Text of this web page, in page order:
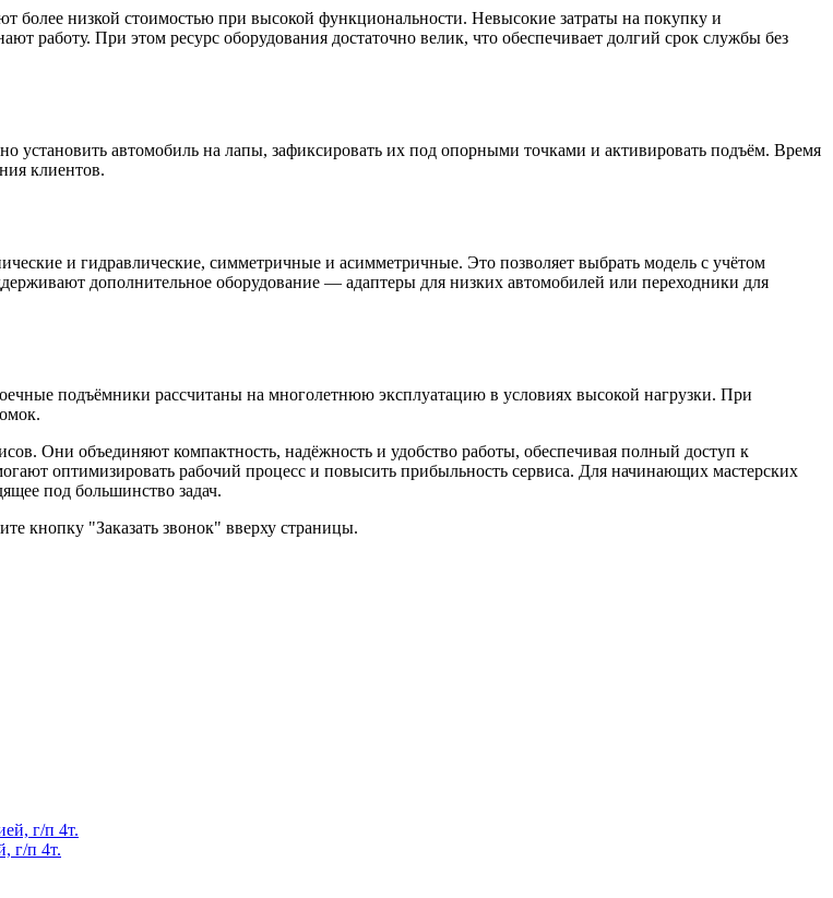
низкой стоимостью при высокой функциональности. Невысокие затраты на покупку и
работу. При этом ресурс оборудования достаточно велик, что обеспечивает долгий срок службы без
установить автомобиль на лапы, зафиксировать их под опорными точками и активировать подъём. Время
клиентов.
и гидравлические, симметричные и асимметричные. Это позволяет выбрать модель с учётом
дополнительное оборудование — адаптеры для низких автомобилей или переходники для
подъёмники рассчитаны на многолетнюю эксплуатацию в условиях высокой нагрузки. При
Они объединяют компактность, надёжность и удобство работы, обеспечивая полный доступ к
оптимизировать рабочий процесс и повысить прибыльность сервиса. Для начинающих мастерских
под большинство задач.
кнопку "Заказать звонок" вверху страницы.
г/п 4т.